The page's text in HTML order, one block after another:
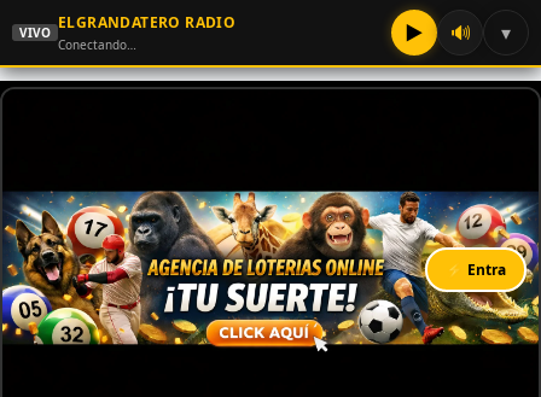
VIVO
ELGRANDATERO RADIO
Conectando… ▶ 🔊 ▾
⚡ Entra